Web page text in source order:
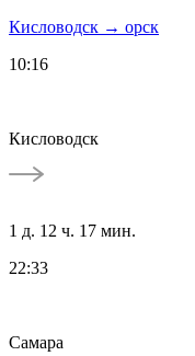
Кисловодск → орск
10:16
Кисловодск
1 д. 12 ч. 17 мин.
22:33
Самара